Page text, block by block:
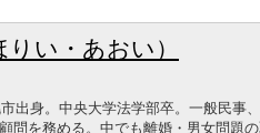
い・あおい）
出身。中央大学法学部卒。一般民事
問を務める。中でも離婚・男女問題